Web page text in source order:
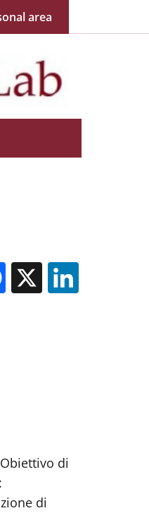
area
Facebook
X
di
di